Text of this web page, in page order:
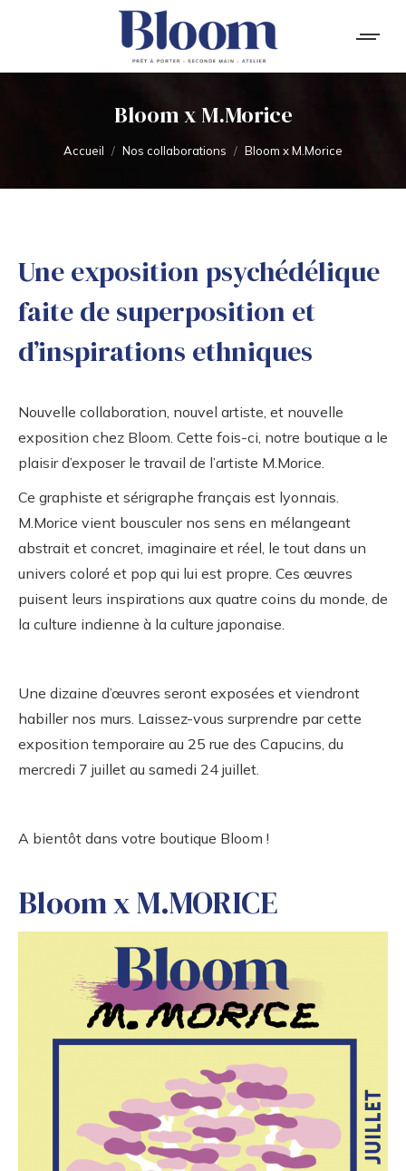
Bloom x M.Morice
Vous êtes ici :
Accueil Nos collaborations Bloom x M.Morice
Une exposition psychédélique
faite de superposition et
d’inspirations ethniques
Nouvelle collaboration, nouvel artiste, et nouvelle
exposition chez Bloom. Cette fois-ci, notre boutique a le
plaisir d’exposer le travail de l’artiste M.Morice.
Ce graphiste et sérigraphe français est lyonnais.
M.Morice vient bousculer nos sens en mélangeant
abstrait et concret, imaginaire et réel, le tout dans un
univers coloré et pop qui lui est propre. Ces œuvres
puisent leurs inspirations aux quatre coins du monde, de
la culture indienne à la culture japonaise.
Une dizaine d’œuvres seront exposées et viendront
habiller nos murs. Laissez-vous surprendre par cette
exposition temporaire au 25 rue des Capucins, du
mercredi 7 juillet au samedi 24 juillet.
A bientôt dans votre boutique Bloom !
Bloom x M.MORICE